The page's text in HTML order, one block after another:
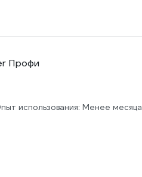
Профи
использования: Менее месяца